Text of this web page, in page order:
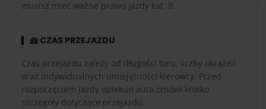
musisz mieć ważne prawo jazdy kat. B.
CZAS PRZEJAZDU
Czas przejazdu zależy od długości toru, liczby okrążeń
oraz indywidualnych umiejętności kierowcy. Przed
rozpoczęciem jazdy opiekun auta omówi krótko
szczegóły dotyczące przejazdu.